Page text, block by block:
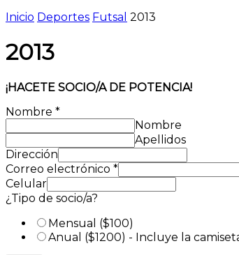
Inicio Deportes Futsal 2013
2013
¡HACETE SOCIO/A DE POTENCIA!
Nombre *
Nombre
Apellidos
Dirección
Correo electrónico *
Celular
¿Tipo de socio/a?
Mensual ($100)
Anual ($1200) - Incluye la